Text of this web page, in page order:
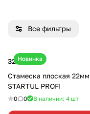
Все фильтры
Новинка
320 ₽/шт
Стамеска плоская 22мм
STARTUL PROFI
0 0 В наличии: 4 шт